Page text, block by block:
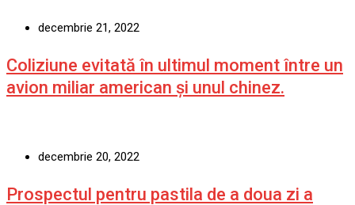
decembrie 21, 2022
Coliziune evitată în ultimul moment între un
avion miliar american şi unul chinez.
decembrie 20, 2022
Prospectul pentru pastila de a doua zi a